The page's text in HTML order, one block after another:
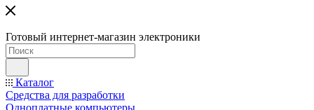
Готовый интернет-магазин электроники
Каталог
Средства для разработки
Одноплатные компьютеры